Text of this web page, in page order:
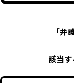
「弁
該当